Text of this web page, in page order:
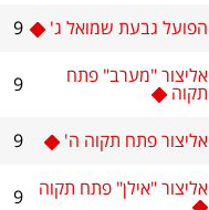
הפועל גבעת שמואל ג' 9
אליצור "מערב" פתח
תקוה 9
אליצור פתח תקוה ה' 9
אליצור "אילן" פתח תקוה 9